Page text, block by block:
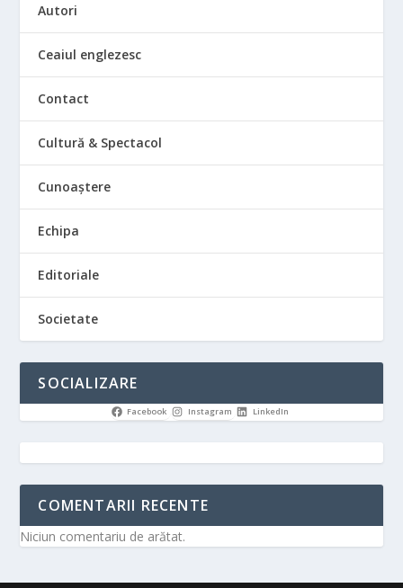
Autori
Ceaiul englezesc
Contact
Cultură & Spectacol
Cunoaștere
Echipa
Editoriale
Societate
SOCIALIZARE
Facebook Instagram LinkedIn
COMENTARII RECENTE
Niciun comentariu de arătat.